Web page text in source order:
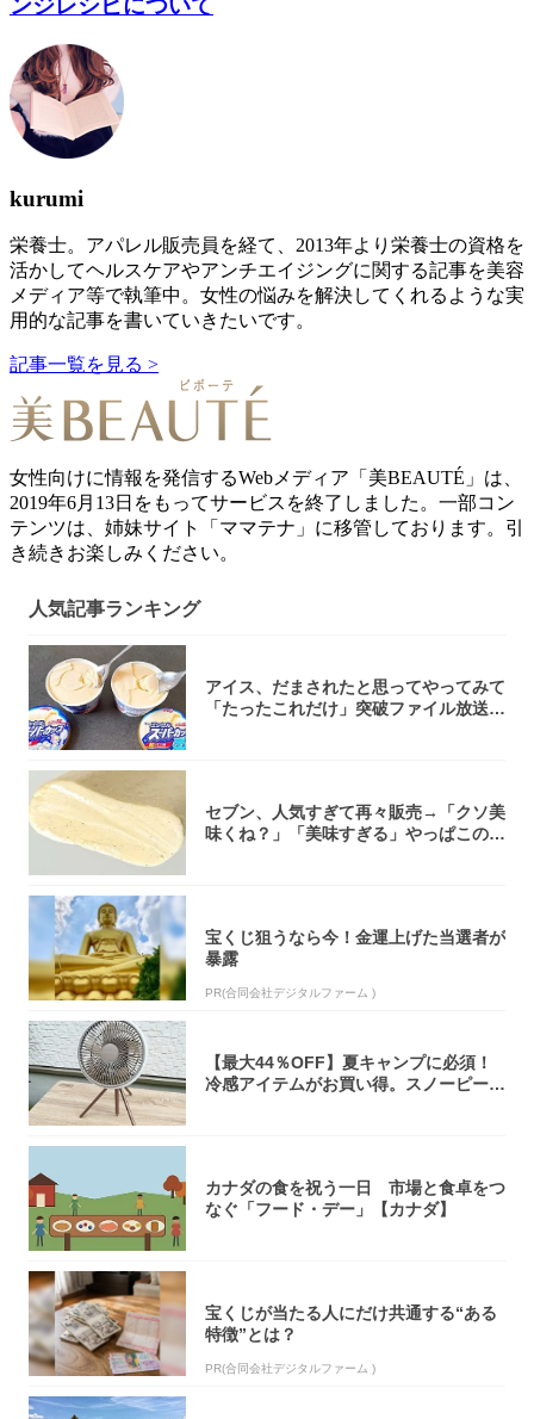
ンジレシピについて
kurumi
栄養士。アパレル販売員を経て、2013年より栄養士の資格を
活かしてヘルスケアやアンチエイジングに関する記事を美容
メディア等で執筆中。女性の悩みを解決してくれるような実
用的な記事を書いていきたいです。
記事一覧を見る >
女性向けに情報を発信するWebメディア「美BEAUTÉ」は、
2019年6月13日をもってサービスを終了しました。一部コン
テンツは、姉妹サイト「ママテナ」に移管しております。引
き続きお楽しみください。
人気記事ランキング
アイス、だまされたと思ってやってみて
「たったこれだけ」突破ファイル放送で
セブン、人気すぎて再々販売→「クソ美
味くね？」「美味すぎる」やっぱこのク
宝くじ狙うなら今！金運上げた当選者が
暴露
PR(合同会社デジタルファーム )
【最大44％OFF】夏キャンプに必須！
冷感アイテムがお買い得。スノーピー
カナダの食を祝う一日 市場と食卓をつ
なぐ「フード・デー」【カナダ】
宝くじが当たる人にだけ共通する“ある
特徴”とは？
PR(合同会社デジタルファーム )